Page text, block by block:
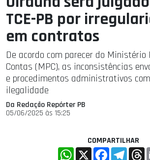
TCE-PB por
em contratos
De acordo com parecer do Ministério
Contas (MPC), as inconsistências
e procedimentos administrativos
ilegalidade
Da Redação Repórter PB
05/06/2025 às 15:25
COMPARTILHAR
WhatsApp
X Facebook